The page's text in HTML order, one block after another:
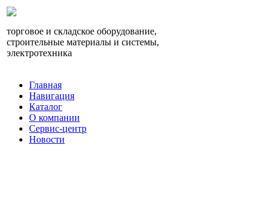
торговое и складское оборудование,
строительные материалы и системы,
электротехника
Главная
Навигация
Каталог
О компании
Сервис-центр
Новости